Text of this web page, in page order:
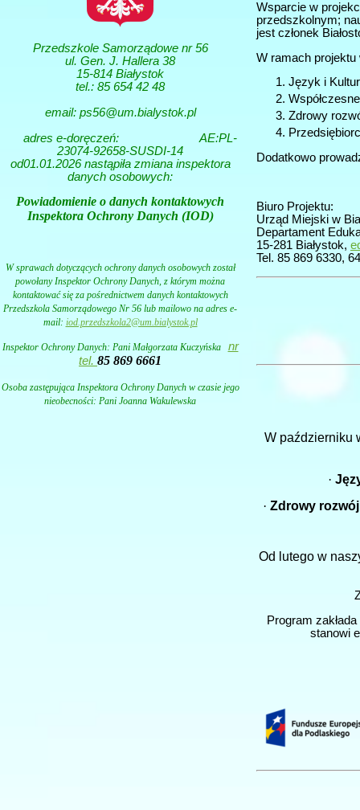
Przedszkole Samorządowe nr 56
ul. Gen. J. Hallera 38
15-814 Białystok
tel.: 85 654 42 48
email: ps56@um.bialystok.pl
adres e-doręczeń:AE:PL-
23074-92658-SUSDI-14
od01.01.2026 nastąpiła zmiana inspektora
danych osobowych:
Powiadomienie o danych kontaktowych
Inspektora Ochrony Danych (IOD)
W sprawach dotyczących ochrony danych osobowych został
powołany Inspektor Ochrony Danych, z którym można
kontaktować się za pośrednictwem danych kontaktowych
Przedszkola Samorządowego Nr 56 lub mailowo na adres e-
mail: iod.przedszkola2@um.bialystok.pl
Inspektor Ochrony Danych: Pani Małgorzata Kuczyńska nr
tel. 85 869 6661
Osoba zastępująca Inspektora Ochrony Danych w czasie jego
nieobecności: Pani Joanna Wakulewska
Wsparcie w
przedszkolnym;
jest członek
W ramach
Język i
Zdrowy
Dodatkowo
Biuro Projektu:
Urząd Miejski w
Departament
15-281 Białystok,
Tel. 85 869 6330,
W październiku
·
· Zdrowy rozwój
Od lutego w
Program
stanowi